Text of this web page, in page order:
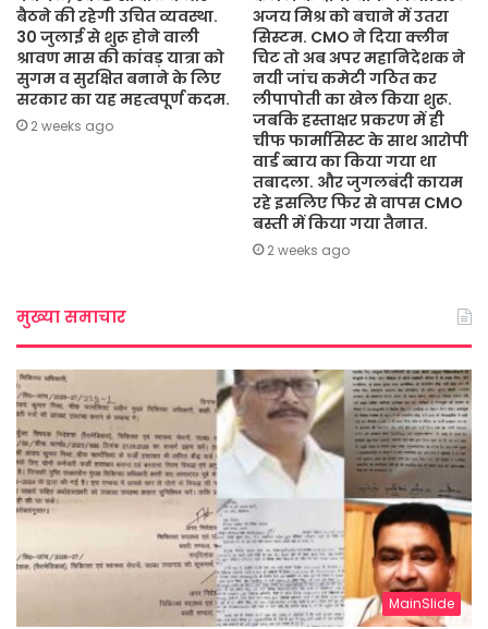
बैठने की रहेगी उचित व्यवस्था.
30 जुलाई से शुरू होने वाली
श्रावण मास की कांवड़ यात्रा को
सुगम व सुरक्षित बनाने के लिए
सरकार का यह महत्वपूर्ण कदम.
2 weeks ago
अजय मिश्र को बचाने में उतरा
सिस्टम. CMO ने दिया क्लीन
चिट तो अब अपर महानिदेशक ने
नयी जांच कमेटी गठित कर
लीपापोती का खेल किया शुरू.
जबकि हस्ताक्षर प्रकरण में ही
चीफ फार्मासिस्ट के साथ आरोपी
वार्ड ब्वाय का किया गया था
तबादला. और जुगलबंदी कायम
रहे इसलिए फिर से वापस CMO
बस्ती में किया गया तैनात.
2 weeks ago
मुख्या समाचार
MainSlide